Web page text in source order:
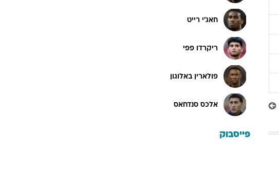
חאג'י רייט
ריקרדו פפי
פולארין באלוגון
אלכס סנדחאס
פייסבוק